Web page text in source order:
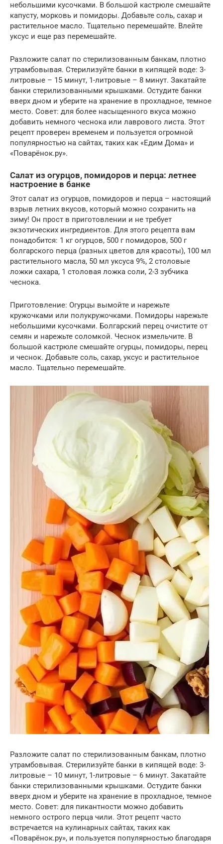
небольшими кусочками. В большой кастрюле смешайте
капусту, морковь и помидоры. Добавьте соль, сахар и
растительное масло. Тщательно перемешайте. Влейте
уксус и еще раз перемешайте.
Разложите салат по стерилизованным банкам, плотно
утрамбовывая. Стерилизуйте банки в кипящей воде: 3-
литровые – 15 минут, 1-литровые – 8 минут. Закатайте
банки стерилизованными крышками. Остудите банки
вверх дном и уберите на хранение в прохладное, темное
место. Совет: для более насыщенного вкуса можно
добавить немного чеснока или лаврового листа. Этот
рецепт проверен временем и пользуется огромной
популярностью на сайтах, таких как «Едим Дома» и
«Поварёнок.ру».
Салат из огурцов, помидоров и перца: летнее
настроение в банке
Этот салат из огурцов, помидоров и перца – настоящий
взрыв летних вкусов, который можно сохранить на
зиму! Он прост в приготовлении и не требует
экзотических ингредиентов. Для этого рецепта вам
понадобится: 1 кг огурцов, 500 г помидоров, 500 г
болгарского перца (разных цветов для красоты), 100 мл
растительного масла, 50 мл уксуса 9%, 2 столовые
ложки сахара, 1 столовая ложка соли, 2-3 зубчика
чеснока.
Приготовление: Огурцы вымойте и нарежьте
кружочками или полукружочками. Помидоры нарежьте
небольшими кусочками. Болгарский перец очистите от
семян и нарежьте соломкой. Чеснок измельчите. В
большой кастрюле смешайте огурцы, помидоры, перец
и чеснок. Добавьте соль, сахар, уксус и растительное
масло. Тщательно перемешайте.
Разложите салат по стерилизованным банкам, плотно
утрамбовывая. Стерилизуйте банки в кипящей воде: 3-
литровые – 10 минут, 1-литровые – 6 минут. Закатайте
банки стерилизованными крышками. Остудите банки
вверх дном и уберите на хранение в прохладное, темное
место. Совет: для пикантности можно добавить
немного острого перца чили. Этот рецепт часто
встречается на кулинарных сайтах, таких как
«Поварёнок.ру», и пользуется популярностью благодаря